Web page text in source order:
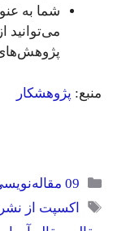
شما به
می‌توانید
پژوهش‌های
منبع: پژوهشکار
دسته‌ها
09 مقاله‌نویسی و اکسپت
برچسب‌ها
اکسپت از